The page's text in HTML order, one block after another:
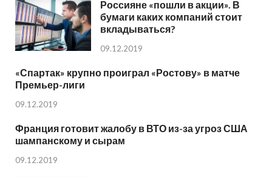
Россияне «пошли в акции». В
бумаги каких компаний стоит
вкладываться?
09.12.2019
«Спартак» крупно проиграл «Ростову» в матче
Премьер-лиги
09.12.2019
Франция готовит жалобу в ВТО из-за угроз США
шампанскому и сырам
09.12.2019